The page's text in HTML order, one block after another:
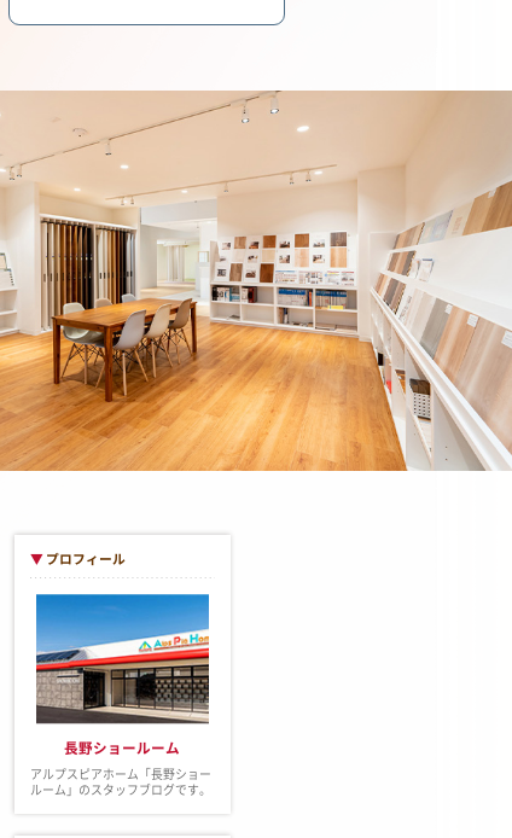
▼ プロフィール
長野ショールーム
アルプスピアホーム「長野ショー
ルーム」のスタッフブログです。